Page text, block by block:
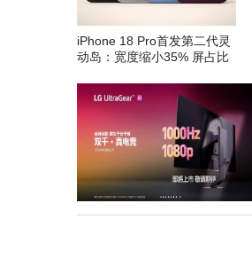
iPhone 18 Pro首发第二代灵
动岛：宽度缩小35% 屏占比